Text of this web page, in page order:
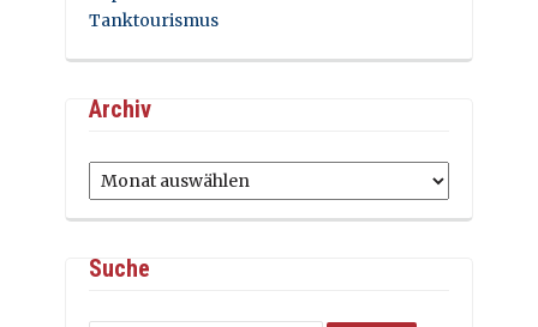
Tanktourismus
Archiv
Archiv
Suche